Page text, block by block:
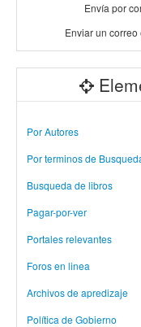
Envía por
Enviar un
Por Autores
Por terminos de
Busqueda de libros
Pagar-por-ver
Portales relevantes
Foros en linea
Archivos de apredizaje
Política de Gobierno